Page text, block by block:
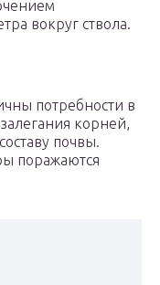
вокруг ствола.
потребности в
корней,
почвы.
поражаются